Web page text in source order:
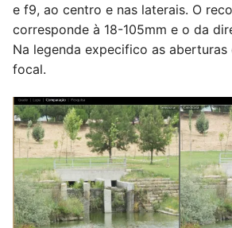
e f9, ao centro e nas laterais. O
corresponde à 18-105mm e o da
Na legenda expecifico as aberturas
focal.